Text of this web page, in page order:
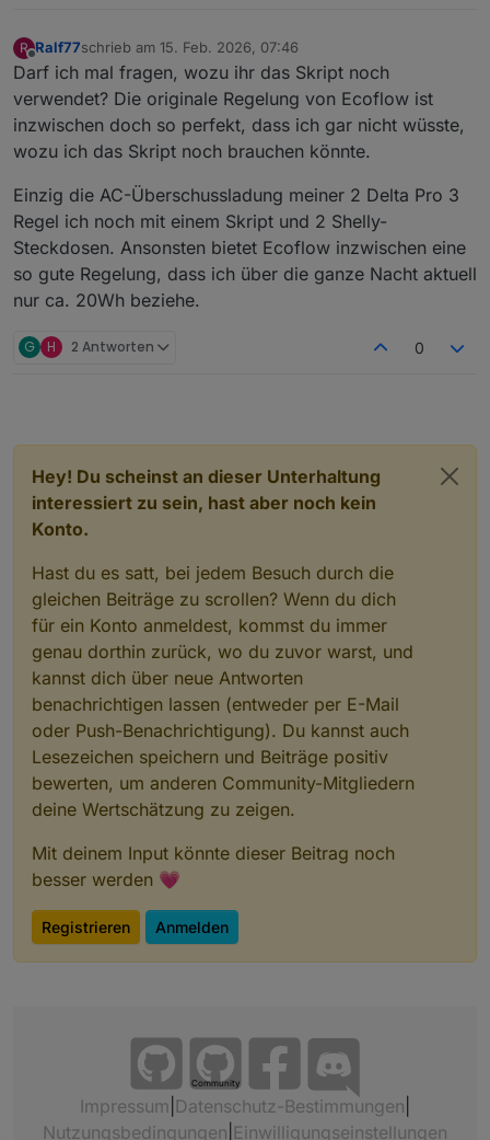
R
Offline
Ralf77schrieb am 15. Feb. 2026, 07:46
zuletzt editiert von
Darf ich mal fragen, wozu ihr das Skript noch
verwendet? Die originale Regelung von Ecoflow ist
inzwischen doch so perfekt, dass ich gar nicht wüsste,
wozu ich das Skript noch brauchen könnte.
Einzig die AC-Überschussladung meiner 2 Delta Pro 3
Regel ich noch mit einem Skript und 2 Shelly-
Steckdosen. Ansonsten bietet Ecoflow inzwischen eine
so gute Regelung, dass ich über die ganze Nacht aktuell
nur ca. 20Wh beziehe.
G H 2 Antworten 0
Hey! Du scheinst an dieser Unterhaltung
interessiert zu sein, hast aber noch kein
Konto.
Hast du es satt, bei jedem Besuch durch die
gleichen Beiträge zu scrollen? Wenn du dich
für ein Konto anmeldest, kommst du immer
genau dorthin zurück, wo du zuvor warst, und
kannst dich über neue Antworten
benachrichtigen lassen (entweder per E-Mail
oder Push-Benachrichtigung). Du kannst auch
Lesezeichen speichern und Beiträge positiv
bewerten, um anderen Community-Mitgliedern
deine Wertschätzung zu zeigen.
Mit deinem Input könnte dieser Beitrag noch
besser werden 💗
Registrieren Anmelden
Community
Impressum Datenschutz-Bestimmungen
Nutzungsbedingungen Einwilligungseinstellungen